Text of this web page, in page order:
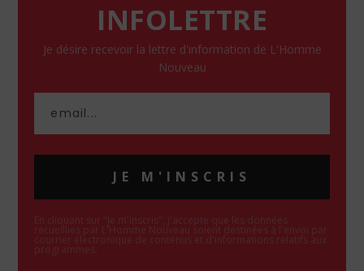
INFOLETTRE
Je désire recevoir la lettre d'information de L'Homme
Nouveau
JE M'INSCRIS
En cliquant sur "Je m'inscris", j'accepte que les données
recueillies par L'Homme Nouveau soient destinées à l'envoi par
courrier électronique de contenus et d'informations relatifs aux
programmes.